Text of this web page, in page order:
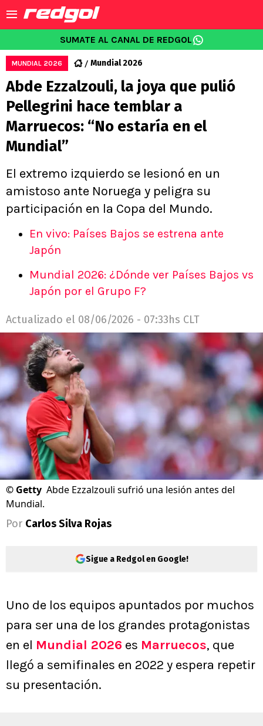
SUMATE AL CANAL DE REDGOL
MUNDIAL 2026 Mundial 2026
Abde Ezzalzouli, la joya que pulió
Pellegrini hace temblar a
Marruecos: “No estaría en el
Mundial”
El extremo izquierdo se lesionó en un
amistoso ante Noruega y peligra su
participación en la Copa del Mundo.
En vivo: Países Bajos se estrena ante
Japón
Mundial 2026: ¿Dónde ver Países Bajos vs
Japón por el Grupo F?
Actualizado el 08/06/2026 - 07:33hs CLT
© Getty Abde Ezzalzouli sufrió una lesión antes del
Mundial.
Por Carlos Silva Rojas
Sigue a Redgol en Google!
Uno de los equipos apuntados por muchos
para ser una de los grandes protagonistas
en el Mundial 2026 es Marruecos, que
llegó a semifinales en 2022 y espera repetir
su presentación.